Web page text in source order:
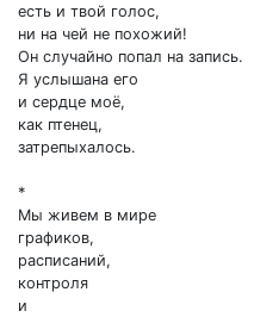
есть и твой голос,
ни на чей не похожий!
Он случайно попал на запись.
Я услышана его
и сердце моё,
как птенец,
затрепыхалось.
*
Мы живем в мире
графиков,
расписаний,
контроля
и